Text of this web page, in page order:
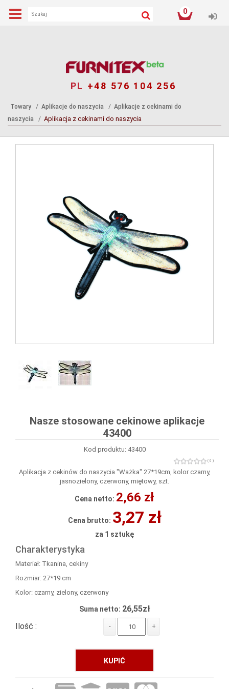
0
PL +48 576 104 256
Towary Aplikacje do naszycia
Aplikacje z cekinami do
naszycia
Aplikacja z cekinami do naszycia
Nasze stosowane cekinowe aplikacje
43400
Kod produktu: 43400
( 0 )
Aplikacja z cekinów do naszycia "Ważka" 27*19cm, kolor czarny,
jasnozielony, czerwony, miętowy, szt.
Cena netto: 2,66 zł
Cena brutto: 3,27 zł
za 1 sztukę
Charakterystyka
Materiał: Tkanina, cekiny
Rozmiar: 27*19 cm
Kolor: czarny, zielony, czerwony
Suma netto: 26,55zł
Ilość :
- +
KUPIĆ